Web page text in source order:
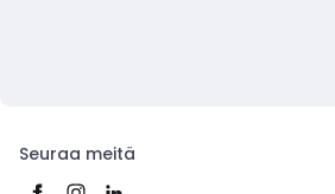
Seuraa meitä